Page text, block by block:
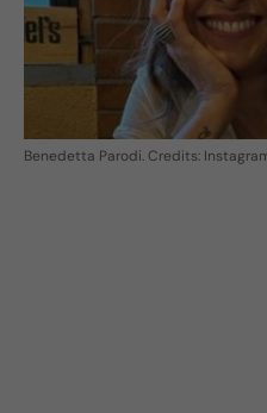
Benedetta Parodi. Credits: